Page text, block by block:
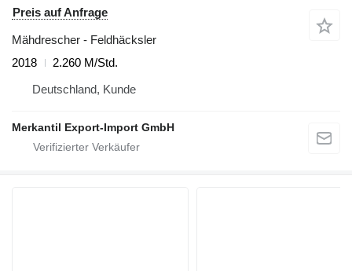
Preis auf Anfrage
Mähdrescher - Feldhäcksler
2018
2.260 M/Std.
Deutschland, Kunde
Merkantil Export-Import GmbH